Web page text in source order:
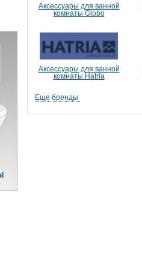
Аксессуары для ванной
комнаты Globo
Аксессуары для ванной
комнаты Hatria
Еще бренды